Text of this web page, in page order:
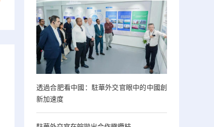
透過合肥看中國：駐華外交官眼中的中國創
新加速度